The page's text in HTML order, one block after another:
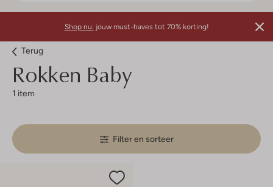
Shop nu: jouw must-haves tot 70% korting!
Terug
Rokken Baby
1 item
Filter en sorteer